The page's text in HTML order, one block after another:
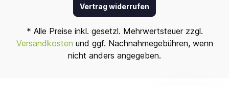
Vertrag widerrufen
* Alle Preise inkl. gesetzl. Mehrwertsteuer zzgl.
Versandkosten und ggf. Nachnahmegebühren, wenn
nicht anders angegeben.